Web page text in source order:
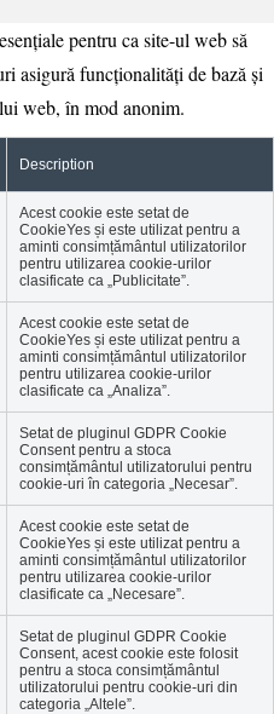
pentru ca site-ul web să
asigură funcționalități de bază și
web, în mod anonim.
Description
Acest cookie este setat de
CookieYes și este utilizat pentru a
aminti consimțământul utilizatorilor
pentru utilizarea cookie-urilor
clasificate ca „Publicitate”.
Acest cookie este setat de
CookieYes și este utilizat pentru a
aminti consimțământul utilizatorilor
pentru utilizarea cookie-urilor
clasificate ca „Analiza”.
Setat de pluginul GDPR Cookie
Consent pentru a stoca
consimțământul utilizatorului pentru
cookie-uri în categoria „Necesar”.
Acest cookie este setat de
CookieYes și este utilizat pentru a
aminti consimțământul utilizatorilor
pentru utilizarea cookie-urilor
clasificate ca „Necesare”.
Setat de pluginul GDPR Cookie
Consent, acest cookie este folosit
pentru a stoca consimțământul
utilizatorului pentru cookie-uri din
categoria „Altele”.